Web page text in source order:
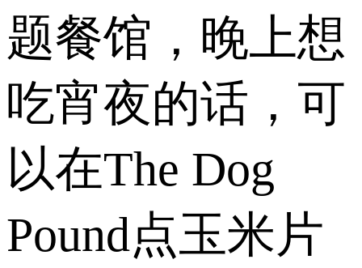
题餐馆，晚上想
吃宵夜的话，可
以在The Dog
Pound点玉米片